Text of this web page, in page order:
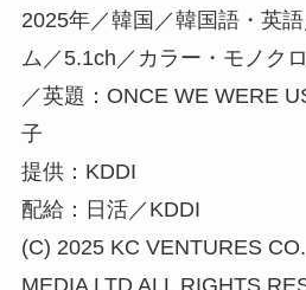
2025年／韓国／韓国語・英
ム／5.1ch／カラー・モノク
／英題：ONCE WE WERE
子
提供：KDDI
配給：日活／KDDI
(C) 2025 KC VENTURES